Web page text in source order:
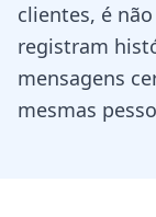
clientes, é
registram
mensagens
mesmas